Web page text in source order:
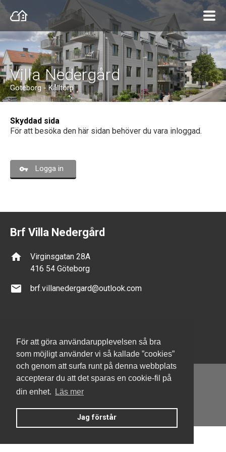
För att göra användarupplevelsen så bra
som möjligt använder vi så kallade ”cookies”
och genom att surfa runt på denna webbplats
accepterar du att det sparas en cookie-fil på
din enhet.
Läs mer
Jag förstår
Villa Nedergård
Göteborg - Kålltorp
Skyddad sida
För att besöka den här sidan behöver du vara inloggad.
Logga in
Brf Villa Nedergård
home
Virginsgatan 28A
416 54 Göteborg
email brf.villanedergard@outlook.com
Denna hemsida är byggd med Smart Brf ®